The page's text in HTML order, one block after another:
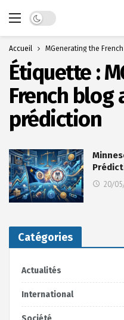
Dark mode
Accueil MGenerating the
Étiquette :
French blog
prédiction
20/
Catégories
Actualités
International